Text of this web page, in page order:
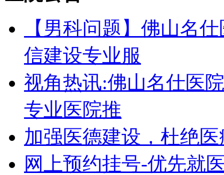
【男科问题】佛山名
信建设专业服
视角热讯:佛山名仕医
专业医院推
加强医德建设，杜绝
网上预约挂号-优先就